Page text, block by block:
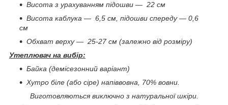
Висота з урахуванням підошви — 22 см
Висота каблука — 6,5 см, підошви спереду — 0,6
см
Обхват верху — 25-27 см (залежно від розміру)
Утеплювач на вибір:
Байка (демісезонний варіант)
Хутро біле (або сіре) напіввовна, 70% вовни.
Виготовляються виключно з натуральної шкіри.